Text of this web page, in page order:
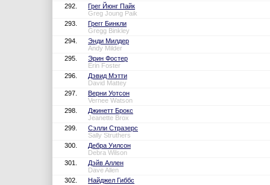
292.
Грег Йюнг Пайк
Greg Joung Paik
293.
Грегг Бинкли
Gregg Binkley
294.
Энди Милдер
Andy Milder
295.
Эрин Фостер
Erin Foster
296.
Дэвид Мэтти
David Mattey
297.
Верни Уотсон
Vernee Watson
298.
Джинетт Брокс
Jeanette Brox
299.
Сэлли Стразерс
Sally Struthers
300.
Дебра Уилсон
Debra Wilson
301.
Дэйв Аллен
Dave Allen
302.
Найджел Гиббс